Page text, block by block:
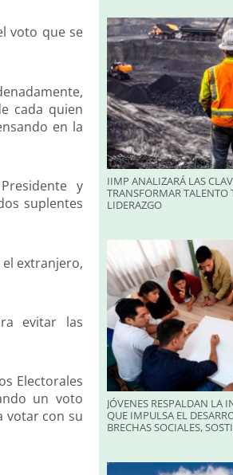
voto que se
cada quien
en la
y
suplentes
extranjero,
evitar las
Electorales
un voto
votar con su
IIMP ANALIZARÁ LAS
TRANSFORMAR TALENTO
LIDERAZGO
JÓVENES RESPALDAN LA
QUE IMPULSA EL
BRECHAS SOCIALES,